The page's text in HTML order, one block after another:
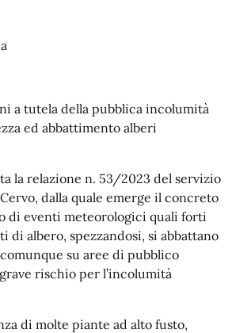
a tutela della pubblica incolumità
ed abbattimento alberi
la relazione n. 53/2023 del servizio
dalla quale emerge il concreto
di eventi meteorologici quali forti
di albero, spezzandosi, si abbattano
su aree di pubblico
rischio per l’incolumità
di molte piante ad alto fusto,